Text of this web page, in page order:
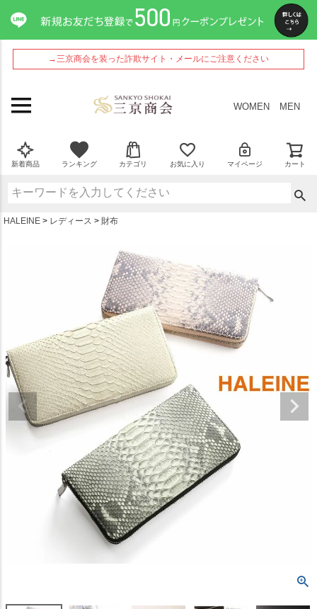
→三京商会を装った詐欺サイト・メールにご注意ください
WOMEN MEN
新着商品 ランキング カテゴリ お気に入り マイページ カート
HALEINE レディース 財布
ペー
ジト
ップ
へ